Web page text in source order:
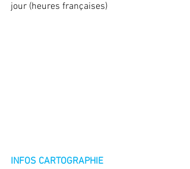
jour (heures françaises)
INFOS CARTOGRAPHIE